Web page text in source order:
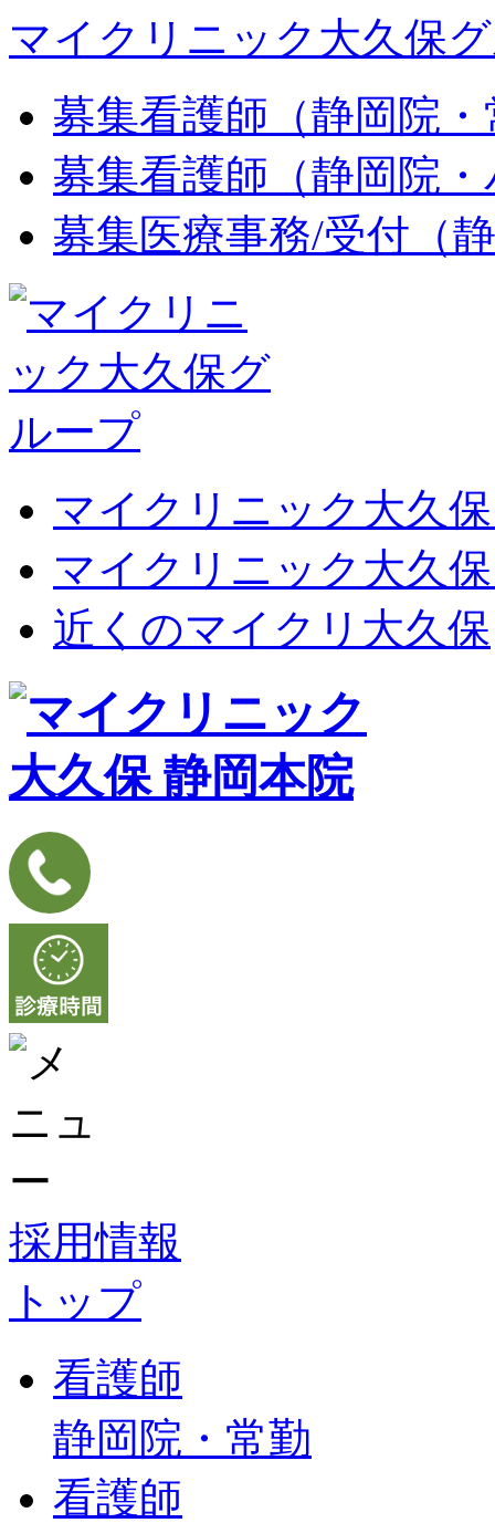
マイクリニック大久保
募集看護師（静岡院
募集看護師（静岡院
募集医療事務/受付（
マイクリニック大久
マイクリニック大久
近くのマイクリ大久保
採用情報
トップ
看護師
静岡院・常勤
看護師